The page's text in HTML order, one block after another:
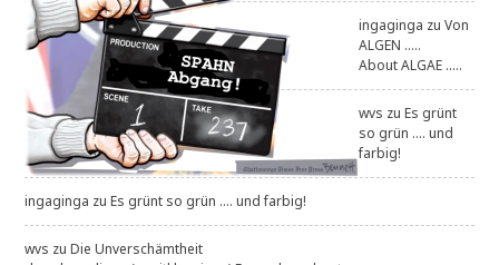
ingaginga zuVon
ALGEN .....
About ALGAE .....
wvs zuEs grünt
so grün .... und
farbig!
ingaginga zuEs grünt so grün .... und farbig!
wvs zuDie Unverschämtheit